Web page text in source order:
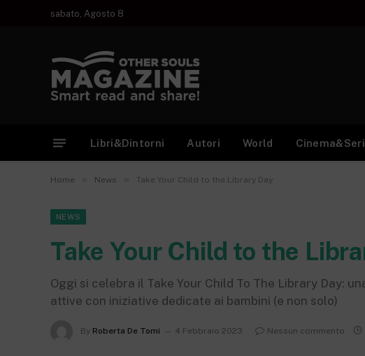
sabato, Agosto 8
Libri&Dintorni Autori World
Home » News » Take Your Child to the Library Day
NEWS
Take Your Child to the
Oggi si celebra il Take Your Child To The Library Day:
attive con iniziative dedicate ai bambini (e non solo)
By Roberta De Tomi 4 Febbraio 2023 Nessun commento